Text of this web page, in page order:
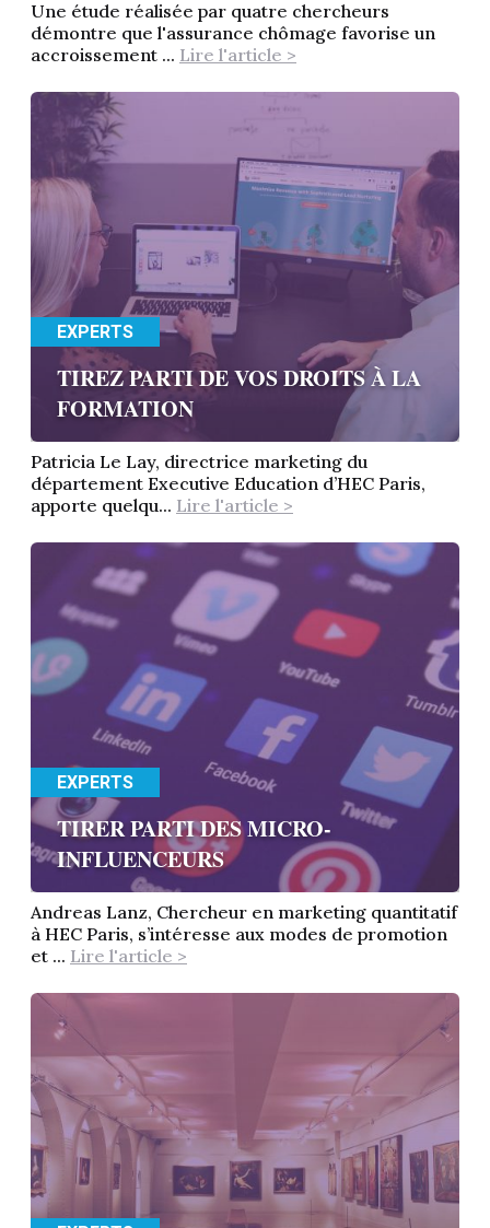
Une étude réalisée par quatre chercheurs
démontre que l'assurance chômage favorise un
accroissement ... Lire l'article >
EXPERTS
TIREZ PARTI DE VOS DROITS À LA
FORMATION
Patricia Le Lay, directrice marketing du
département Executive Education d’HEC Paris,
apporte quelqu... Lire l'article >
EXPERTS
TIRER PARTI DES MICRO-
INFLUENCEURS
Andreas Lanz, Chercheur en marketing quantitatif
à HEC Paris, s’intéresse aux modes de promotion
et ... Lire l'article >